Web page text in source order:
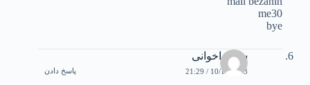
me30
bye
سعيد اخوانی
10/12/2003 / 21:29 پاسخ دادن